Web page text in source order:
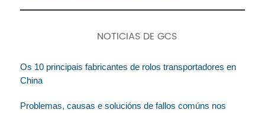
NOTICIAS DE GCS
Os 10 principais fabricantes de rolos transportadores en
China
Problemas, causas e solucións de fallos comúns nos